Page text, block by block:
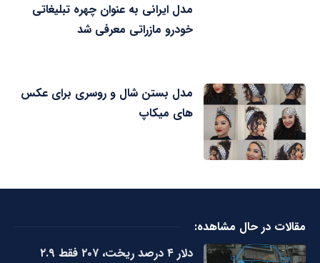
مدل ایرانی به عنوان چهره تبلیغاتی
خودرو مازراتی معرفی شد
مدل بستن شال و روسری برای عکس
های میکاپ
مقالات در حال مشاهده:
دلار ۴ درصد ریخت، ۲۰۷ فقط ۲.۹